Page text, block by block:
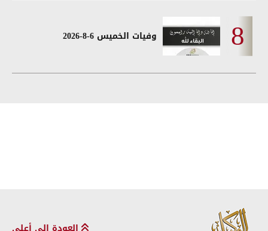
وفيات الخميس 6-8-2026